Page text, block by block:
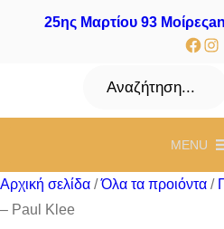
25ης Μαρτίου 93 Μοίρες
Αναζήτηση
MENU
Αρχική σελίδα /Όλα τα προιόντα /
– Paul Klee